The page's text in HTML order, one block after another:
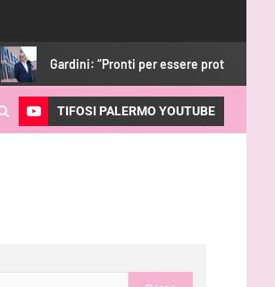
Gardini: “Pronti per essere protagonisti. Con i
TIFOSI PALERMO YOUTUBE